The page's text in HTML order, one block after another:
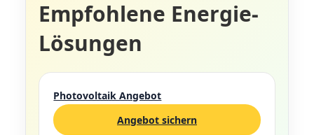
Empfohlene Energie-
Lösungen
Photovoltaik Angebot
Angebot sichern